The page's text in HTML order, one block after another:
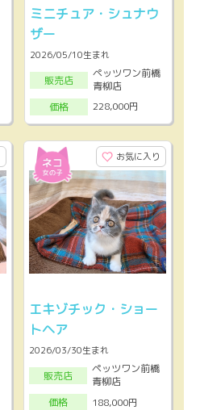
ミニチュア・シュナウ
ザー
2026/05/10生まれ
販売店
ペッツワン前橋
青柳店
価格
228,000円
お気に入り
エキゾチック・ショー
トヘア
2026/03/30生まれ
販売店
ペッツワン前橋
青柳店
価格
188,000円